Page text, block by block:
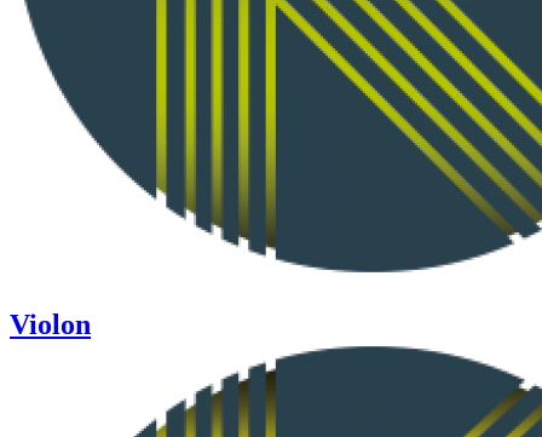
Violon